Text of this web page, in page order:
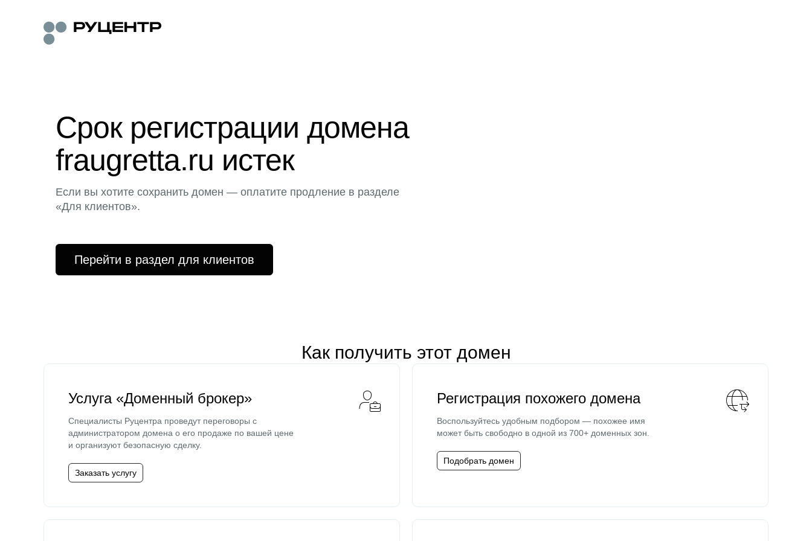
Срок регистрации домена
fraugretta.ru истек
Если вы хотите сохранить домен — оплатите продление в разделе
«Для клиентов».
Перейти в раздел для клиентов
Как получить этот домен
Услуга «Доменный брокер»
Специалисты Руцентра проведут переговоры с
администратором домена о его продаже по вашей цене
и организуют безопасную сделку.
Заказать услугу
Регистрация похожего домена
Воспользуйтесь удобным подбором — похожее имя
может быть свободно в одной из 700+ доменных зон.
Подобрать домен